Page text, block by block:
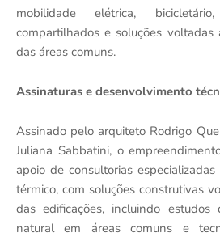
mobilidade elétrica,
compartilhados e soluções voltadas
das áreas comuns.
Assinaturas e desenvolvimento
Assinado pelo arquiteto Rodrigo
Juliana Sabbatini, o
apoio de consultorias
térmico, com soluções construtivas
das edificações, incluindo estudos
natural em áreas comuns e